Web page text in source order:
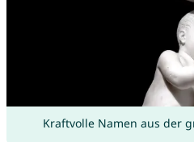
Kraftvolle Namen aus der